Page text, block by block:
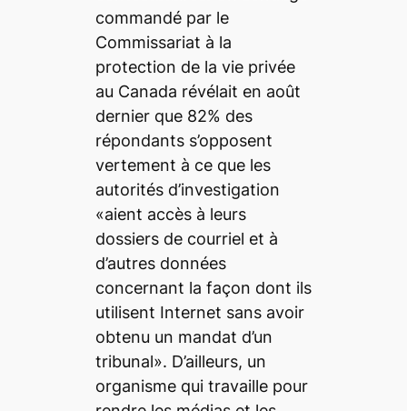
commandé par le
Commissariat à la
protection de la vie privée
au Canada révélait en août
dernier que 82% des
répondants s’opposent
vertement à ce que les
autorités d’investigation
«aient accès à leurs
dossiers de courriel et à
d’autres données
concernant la façon dont ils
utilisent Internet sans avoir
obtenu un mandat d’un
tribunal». D’ailleurs, un
organisme qui travaille pour